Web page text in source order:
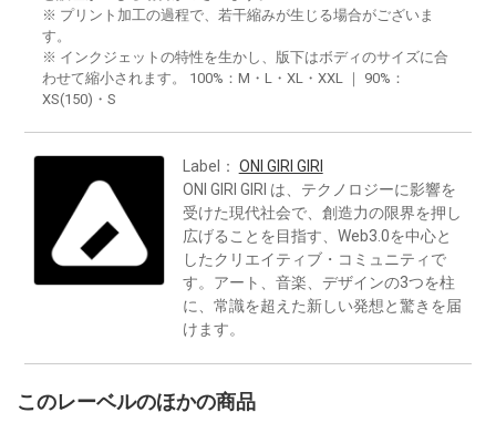
※ プリント加工の過程で、若干縮みが生じる場合がございま
す。
※ インクジェットの特性を生かし、版下はボディのサイズに合
わせて縮小されます。 100%：M・L・XL・XXL ｜ 90%：
XS(150)・S
Label： ONI GIRI GIRI
ONI GIRI GIRI は、テクノロジーに影響を
受けた現代社会で、創造力の限界を押し
広げることを目指す、Web3.0を中心と
したクリエイティブ・コミュニティで
す。アート、音楽、デザインの3つを柱
に、常識を超えた新しい発想と驚きを届
けます。
このレーベルのほかの商品